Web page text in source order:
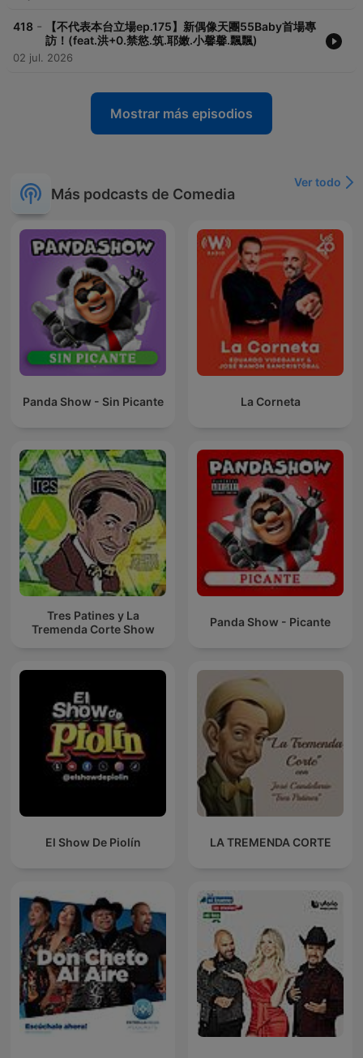
418 -
【不代表本台立場ep.175】新偶像天團55Baby首場專
訪！(feat.洪+0.禁慾.筑.耶嫩.小馨馨.飄飄)
02 jul. 2026
Mostrar más episodios
Más podcasts de Comedia
Ver todo
Panda Show - Sin Picante La Corneta
Tres Patines y La
Tremenda Corte Show
Panda Show - Picante
El Show De Piolín LA TREMENDA CORTE